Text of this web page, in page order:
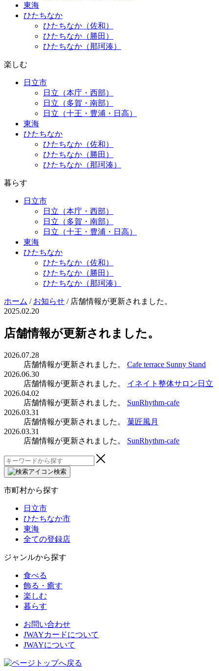
東海
ひたちなか
ひたちなか（佐和）
ひたちなか（勝田）
ひたちなか（那珂湊）
楽しむ
日立市
日立（本庁・西部）
日立（多賀・南部）
日立（十王・豊浦・日高）
東海
ひたちなか
ひたちなか（佐和）
ひたちなか（勝田）
ひたちなか（那珂湊）
暮らす
日立市
日立（本庁・西部）
日立（多賀・南部）
日立（十王・豊浦・日高）
東海
ひたちなか
ひたちなか（佐和）
ひたちなか（勝田）
ひたちなか（那珂湊）
ホーム / お知らせ / 店舗情報が更新されました。
2025.02.20
店舗情報が更新されました。
2026.07.28
店舗情報が更新されました。
Cafe terrace Sunny Stand
2026.06.30
店舗情報が更新されました。
イネイト整体サロン日立
2026.04.02
店舗情報が更新されました。
SunRhythm-cafe
2026.03.31
店舗情報が更新されました。
菓匠風月
2026.03.31
店舗情報が更新されました。
SunRhythm-cafe
検
索:
検索
市町村から探す
日立市
ひたちなか市
東海
全ての登録店
ジャンルから探す
食べる
飾る・癒す
楽しむ
暮らす
お問い合わせ
JWAYカードについて
JWAYについて